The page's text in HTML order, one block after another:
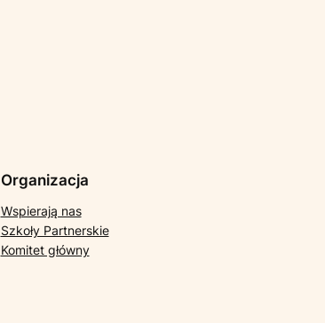
Organizacja
Wspierają nas
Szkoły Partnerskie
Komitet główny